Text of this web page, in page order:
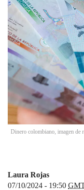
Dinero colombiano, imagen de
Laura Rojas
07/10/2024 - 19:50